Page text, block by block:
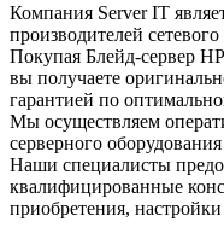
Компания Server IT
производителей
Покупая Блейд-сервер
вы получаете
гарантией по
Мы осуществляем
серверного
Наши специалисты
квалифицированные
приобретения,